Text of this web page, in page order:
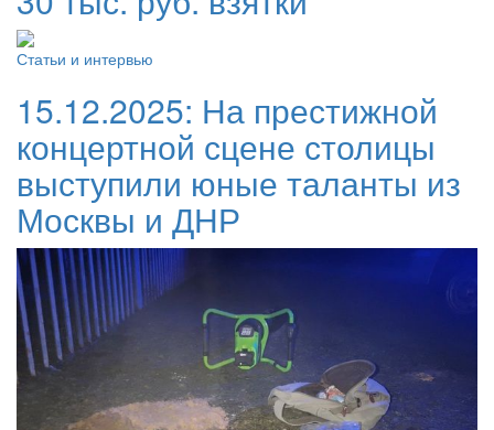
Статьи и интервью
15.12.2025: На престижной
концертной сцене столицы
выступили юные таланты из
Москвы и ДНР